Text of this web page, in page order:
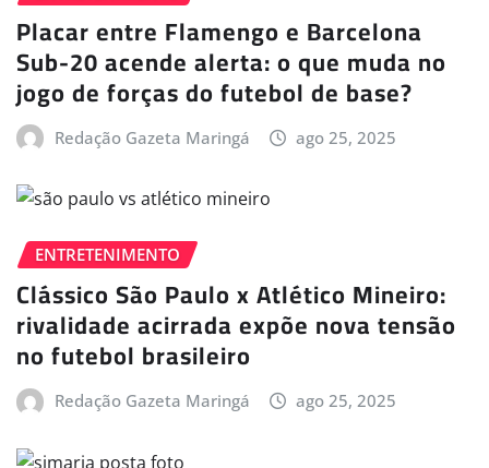
Placar entre Flamengo e Barcelona
Sub-20 acende alerta: o que muda no
jogo de forças do futebol de base?
Redação Gazeta Maringá ago 25, 2025
ENTRETENIMENTO
Clássico São Paulo x Atlético Mineiro:
rivalidade acirrada expõe nova tensão
no futebol brasileiro
Redação Gazeta Maringá ago 25, 2025